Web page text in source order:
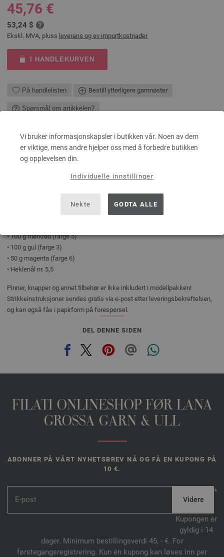
Vi bruker informasjonskapsler i butikken vår. Noen av dem
er viktige, mens andre hjelper oss med å forbedre butikken
og opplevelsen din.
Individuelle innstillinger
Nekte GODTA ALLE
45,76 €
53,24 $
Ekskl. MVA, pluss leverans og ev importkostnader
I HANDLEKURVEN
På handlelisten Bestill ytterligere garnnøster
Spørsmål om artikkelen?
BESKRIVELSE
OPPSKRIFT (PDF) på norsk
MATERIAL Lana Grossa MERINO CARDATO 100 % ren ny ull merino
Løpelengde: ca. 63 m / 50 g
• 100 g mørkrød (farge 5)
• 100 g gul (farge 3)
• 50 g magenta (farge 6)
• Heklenål nr. 5,5
Pinner, knapper og annet tilbehør er ikke inkludert i modellpakken!
Strikkeinstruksjoner sendes gratis via e-post etter leveringsbekreftelsen,
og kan også fås i papirform på forespørsel.
DEL DENNE SIDEN
FILATI ONLINESHOP FØR LANA
GROSSA GARN & ULL
ABONNER PÅ VÅRT NYHETSBREV NÅ OG FÅ EN KUPONG PÅ
10 €.
*
Kupongen er
gyldig i 14
dager. Minimum bestillingsverdi 45, - €. For
førstegangsregistrering. Kun én kupong kan løses inn per